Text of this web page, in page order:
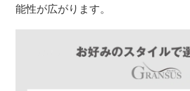
能性が広がります。